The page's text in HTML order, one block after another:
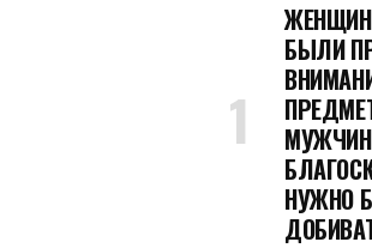
БЫЛИ
НУЖНО